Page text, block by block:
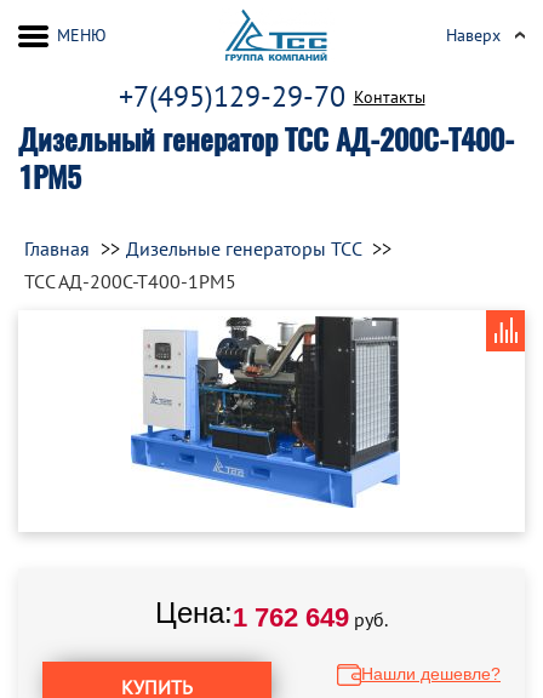
Дизельный генератор ТСС АД-200С-Т400-
1РМ5
+7(495)129-29-70 Контакты
МЕНЮ Наверх
Главная
Дизельные генераторы ТСС
ТСС АД-200С-Т400-1РМ5
Цена:1 762 649 руб.
КУПИТЬ
Нашли дешевле?